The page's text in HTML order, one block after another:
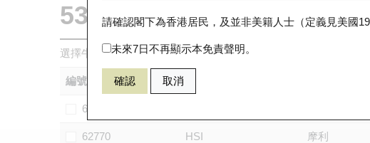
請確認閣下為香港居民，及並非美籍人士（定義見美國
未來7日不再顯示本免責聲明。
確認 取消
53876 瑞銀熊證 HSI 恒生指數
選擇牛熊證作比較 *你可以選擇最多五隻牛熊證
編號
62752
62770 HSI 摩利